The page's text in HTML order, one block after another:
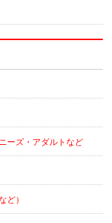
ーズ・アダルトなど
ど）